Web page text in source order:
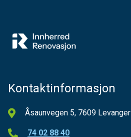
Kontaktinformasjon
Åsaunvegen 5, 7609 Levanger
74 02 88 40